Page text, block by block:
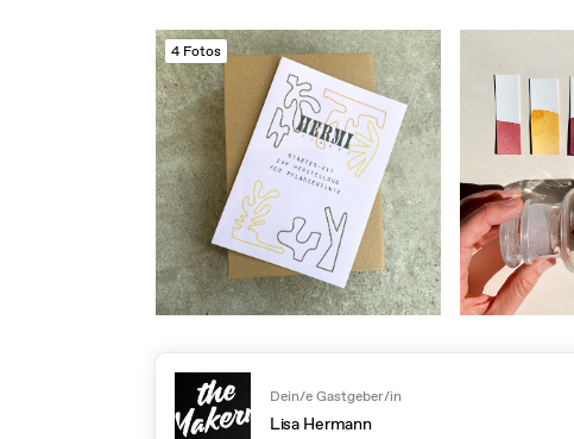
4 Fotos
Dein/e Gastgeber/in
Lisa Hermann